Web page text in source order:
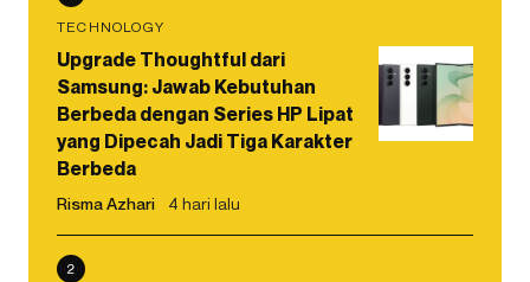
TECHNOLOGY
Upgrade Thoughtful dari
Samsung: Jawab Kebutuhan
Berbeda dengan Series HP Lipat
yang Dipecah Jadi Tiga Karakter
Berbeda
Risma Azhari 4 hari lalu
2